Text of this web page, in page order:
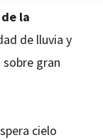
la
de lluvia y
gran
cielo